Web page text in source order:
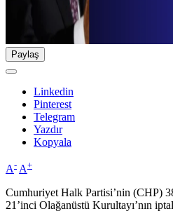
Paylaş
Linkedin
Pinterest
Telegram
Yazdır
Kopyala
A- A+
Cumhuriyet Halk Partisi’nin (CHP)
21’inci Olağanüstü Kurultayı’nın